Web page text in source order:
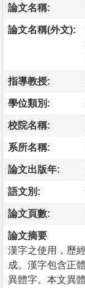
論文名稱:
論文名稱(外文):
指導教授:
學位類別:
校院名稱:
系所名稱:
論文出版年:
語文別:
論文頁數:
論文摘要
漢字之使用，歷
成。漢字包含正
異體字。本文異